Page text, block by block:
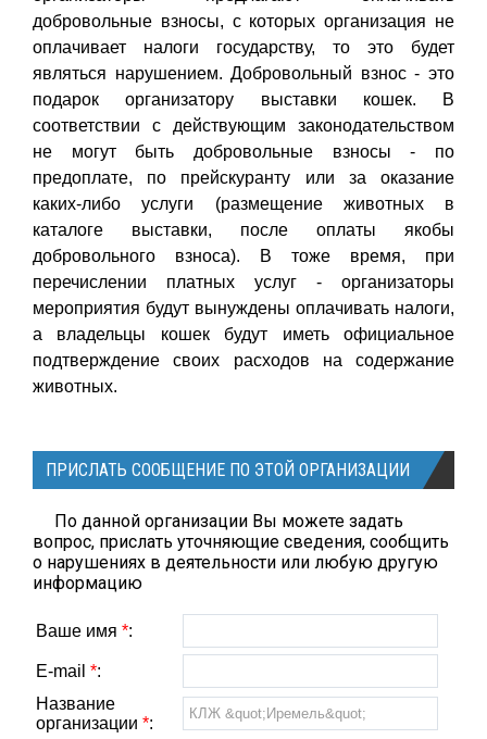
добровольные взносы, с которых организация не
оплачивает налоги государству, то это будет
являться нарушением. Добровольный взнос - это
подарок организатору выставки кошек. В
соответствии с действующим законодательством
не могут быть добровольные взносы - по
предоплате, по прейскуранту или за оказание
каких-либо услуги (размещение животных в
каталоге выставки, после оплаты якобы
добровольного взноса). В тоже время, при
перечислении платных услуг - организаторы
мероприятия будут вынуждены оплачивать налоги,
а владельцы кошек будут иметь официальное
подтверждение своих расходов на содержание
животных.
ПРИСЛАТЬ СООБЩЕНИЕ ПО ЭТОЙ ОРГАНИЗАЦИИ
По данной организации Вы можете задать
вопрос, прислать уточняющие сведения, сообщить
о нарушениях в деятельности или любую другую
информацию
Ваше имя *:
E-mail *:
Название
организации *: